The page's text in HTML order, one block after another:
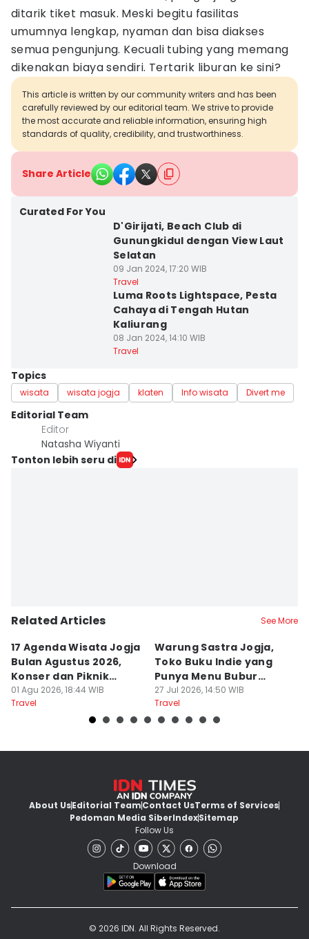
ditarik tiket masuk. Meski begitu fasilitas
umumnya lengkap, nyaman dan bisa diakses
semua pengunjung. Kecuali tubing yang memang
dikenakan biaya sendiri. Tertarik liburan ke sini?
This article is written by our community writers and has been
carefully reviewed by our editorial team. We strive to provide
the most accurate and reliable information, ensuring high
standards of quality, credibility, and trustworthiness.
Share Article
Curated For You
D'Girijati, Beach Club di
Gunungkidul dengan View Laut
Selatan
09 Jan 2024, 17:20 WIB
Travel
Luma Roots Lightspace, Pesta
Cahaya di Tengah Hutan
Kaliurang
08 Jan 2024, 14:10 WIB
Travel
Topics
wisata wisata jogja klaten Info wisata Divert me
Editorial Team
Editor
Natasha Wiyanti
Tonton lebih seru di
Related Articles See More
17 Agenda Wisata Jogja
Bulan Agustus 2026,
Konser dan Piknik
Literasi
01 Agu 2026, 18:44 WIB
Travel
Warung Sastra Jogja,
Toko Buku Indie yang
Punya Menu Bubur
Manado
27 Jul 2026, 14:50 WIB
Travel
About UsEditorial TeamContact UsTerms of Services
Pedoman Media SiberIndexSitemap
Follow Us
Download
© 2026 IDN. All Rights Reserved.